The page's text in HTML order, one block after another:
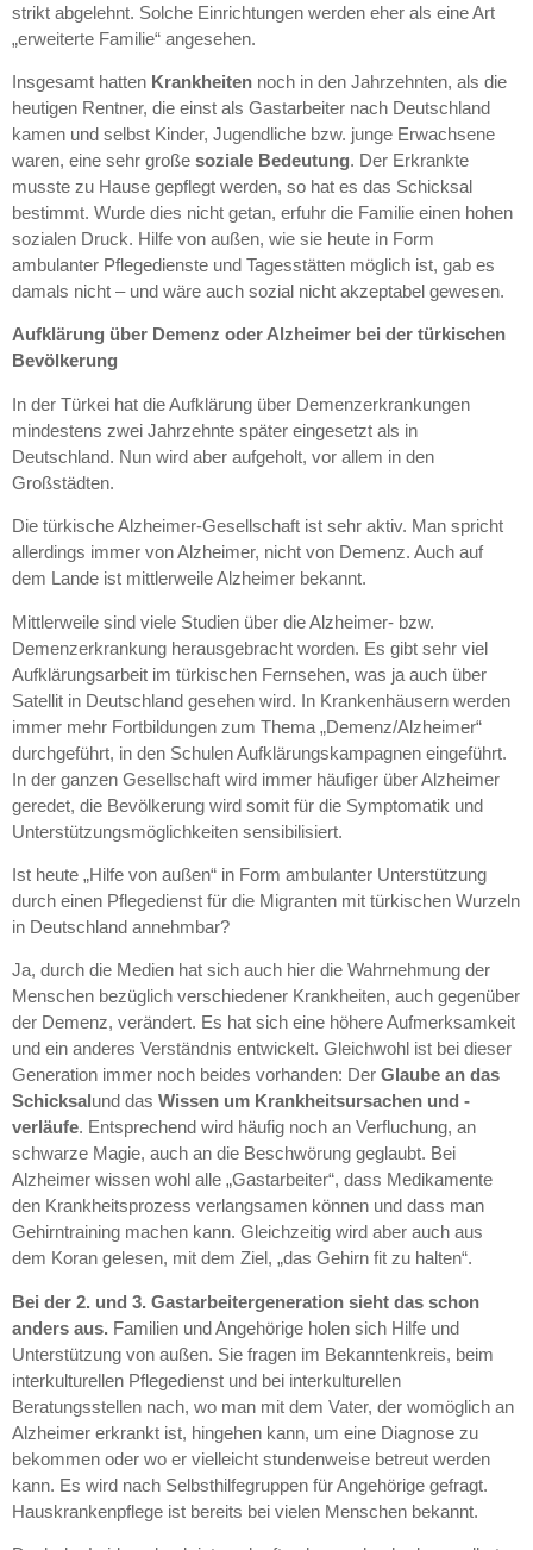
strikt abgelehnt. Solche Einrichtungen werden eher als eine Art
„erweiterte Familie“ angesehen.
Insgesamt hatten Krankheiten noch in den Jahrzehnten, als die
heutigen Rentner, die einst als Gastarbeiter nach Deutschland
kamen und selbst Kinder, Jugendliche bzw. junge Erwachsene
waren, eine sehr große soziale Bedeutung. Der Erkrankte
musste zu Hause gepflegt werden, so hat es das Schicksal
bestimmt. Wurde dies nicht getan, erfuhr die Familie einen hohen
sozialen Druck. Hilfe von außen, wie sie heute in Form
ambulanter Pflegedienste und Tagesstätten möglich ist, gab es
damals nicht – und wäre auch sozial nicht akzeptabel gewesen.
Aufklärung über Demenz oder Alzheimer bei der türkischen
Bevölkerung
In der Türkei hat die Aufklärung über Demenzerkrankungen
mindestens zwei Jahrzehnte später eingesetzt als in
Deutschland. Nun wird aber aufgeholt, vor allem in den
Großstädten.
Die türkische Alzheimer-Gesellschaft ist sehr aktiv. Man spricht
allerdings immer von Alzheimer, nicht von Demenz. Auch auf
dem Lande ist mittlerweile Alzheimer bekannt.
Mittlerweile sind viele Studien über die Alzheimer- bzw.
Demenzerkrankung herausgebracht worden. Es gibt sehr viel
Aufklärungsarbeit im türkischen Fernsehen, was ja auch über
Satellit in Deutschland gesehen wird. In Krankenhäusern werden
immer mehr Fortbildungen zum Thema „Demenz/Alzheimer“
durchgeführt, in den Schulen Aufklärungskampagnen eingeführt.
In der ganzen Gesellschaft wird immer häufiger über Alzheimer
geredet, die Bevölkerung wird somit für die Symptomatik und
Unterstützungsmöglichkeiten sensibilisiert.
Ist heute „Hilfe von außen“ in Form ambulanter Unterstützung
durch einen Pflegedienst für die Migranten mit türkischen Wurzeln
in Deutschland annehmbar?
Ja, durch die Medien hat sich auch hier die Wahrnehmung der
Menschen bezüglich verschiedener Krankheiten, auch gegenüber
der Demenz, verändert. Es hat sich eine höhere Aufmerksamkeit
und ein anderes Verständnis entwickelt. Gleichwohl ist bei dieser
Generation immer noch beides vorhanden: Der Glaube an das
Schicksalund das Wissen um Krankheitsursachen und -
verläufe. Entsprechend wird häufig noch an Verfluchung, an
schwarze Magie, auch an die Beschwörung geglaubt. Bei
Alzheimer wissen wohl alle „Gastarbeiter“, dass Medikamente
den Krankheitsprozess verlangsamen können und dass man
Gehirntraining machen kann. Gleichzeitig wird aber auch aus
dem Koran gelesen, mit dem Ziel, „das Gehirn fit zu halten“.
Bei der 2. und 3. Gastarbeitergeneration sieht das schon
anders aus. Familien und Angehörige holen sich Hilfe und
Unterstützung von außen. Sie fragen im Bekanntenkreis, beim
interkulturellen Pflegedienst und bei interkulturellen
Beratungsstellen nach, wo man mit dem Vater, der womöglich an
Alzheimer erkrankt ist, hingehen kann, um eine Diagnose zu
bekommen oder wo er vielleicht stundenweise betreut werden
kann. Es wird nach Selbsthilfegruppen für Angehörige gefragt.
Hauskrankenpflege ist bereits bei vielen Menschen bekannt.